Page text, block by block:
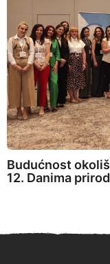
Budućnost
12. Danima